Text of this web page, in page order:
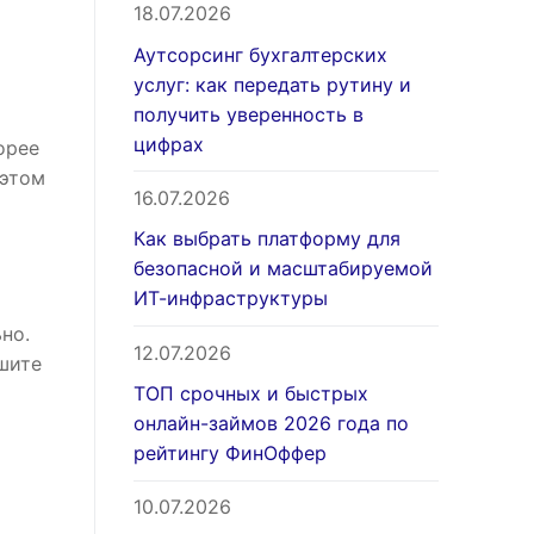
18.07.2026
Аутсорсинг бухгалтерских
услуг: как передать рутину и
получить уверенность в
цифрах
16.07.2026
Как выбрать платформу для
безопасной и масштабируемой
ИТ-инфраструктуры
12.07.2026
ТОП срочных и быстрых
онлайн-займов 2026 года по
рейтингу ФинОффер
10.07.2026